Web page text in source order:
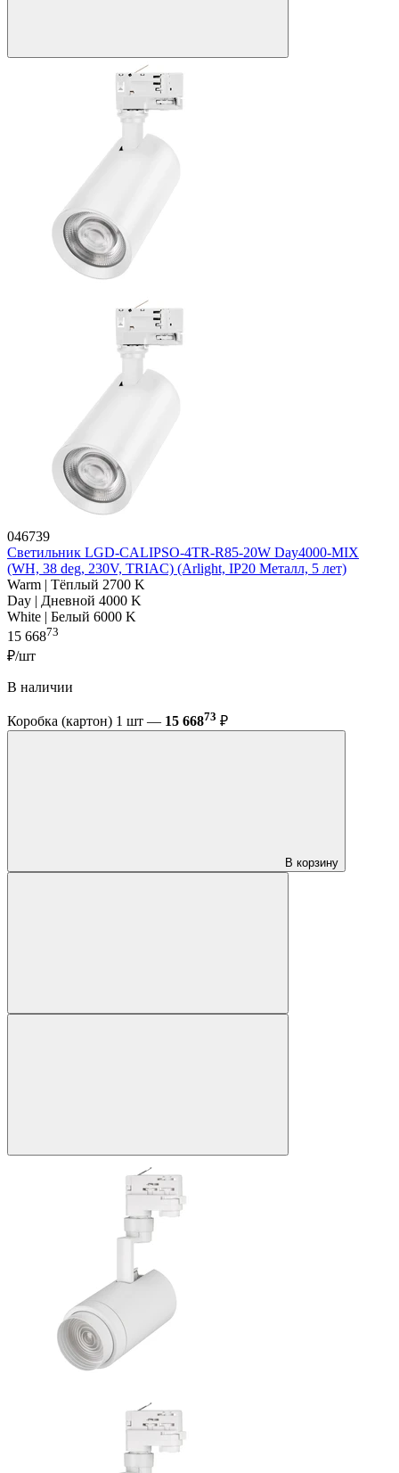
046739
Светильник LGD-CALIPSO-4TR-R85-20W Day4000-MIX
(WH, 38 deg, 230V, TRIAC) (Arlight, IP20 Металл, 5 лет)
Warm | Тёплый 2700 K
Day | Дневной 4000 K
White | Белый 6000 K
15 66873
₽/шт
В наличии
Коробка (картон) 1 шт — 15 66873 ₽
В корзину